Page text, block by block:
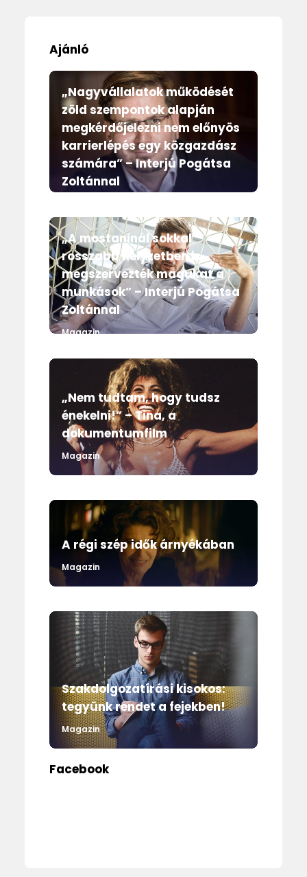
Ajánló
„Nagyvállalatok működését
zöld szempontok alapján
megkérdőjelezni nem előnyös
karrierlépés egy közgazdász
számára” – Interjú Pogátsa
Zoltánnal
„A mostaninál sokkal
rosszabb helyzetben is
megszervezték magukat a
munkások” – Interjú Pogátsa
Zoltánnal
Magazin
„Nem tudtam, hogy tudsz
énekelni!” – Tina, a
dokumentumfilm
Magazin
A régi szép idők árnyékában
Magazin
Szakdolgozatírási kisokos:
tegyünk rendet a fejekben!
Magazin
Facebook